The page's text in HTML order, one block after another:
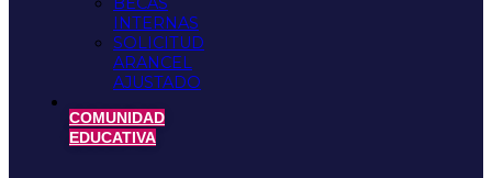
INTERNAS
SOLICITUD
ARANCEL
AJUSTADO
COMUNIDAD
EDUCATIVA